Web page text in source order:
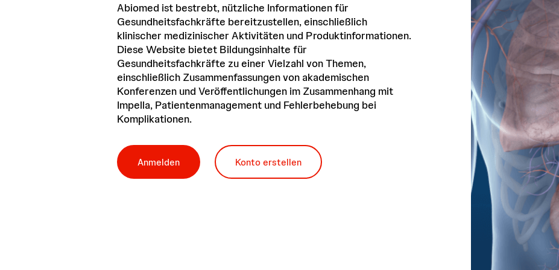
Abiomed ist bestrebt, nützliche Informationen für
Gesundheitsfachkräfte bereitzustellen, einschließlich
klinischer medizinischer Aktivitäten und Produktinformationen.
Diese Website bietet Bildungsinhalte für
Gesundheitsfachkräfte zu einer Vielzahl von Themen,
einschließlich Zusammenfassungen von akademischen
Konferenzen und Veröffentlichungen im Zusammenhang mit
Impella, Patientenmanagement und Fehlerbehebung bei
Komplikationen.